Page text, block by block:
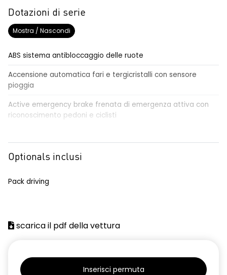
Dotazioni di serie
Mostra / Nascondi
ABS sistema antibloccaggio delle ruote
Accensione automatica fari e tergicristalli con sensore
pioggia
Active emergency brake frenata di emergenza attiva con
riconoscimento pedoni e ciclisti
Airbag laterali a tendina anteriori e posteriori
Bracciolo anteriore con vano portaoggetti
Chiusura elettrica delle porte
Optionals inclusi
Pack driving
scarica il pdf della vettura
Inserisci permuta